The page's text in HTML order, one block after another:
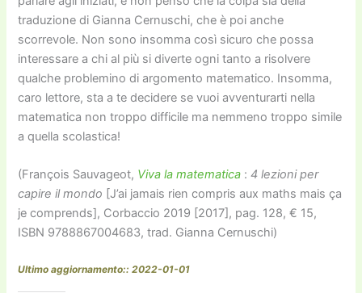
traduzione di Gianna Cernuschi, che è poi anche
scorrevole. Non sono insomma così sicuro che possa
interessare a chi al più si diverte ogni tanto a risolvere
qualche problemino di argomento matematico. Insomma,
caro lettore, sta a te decidere se vuoi avventurarti nella
matematica non troppo difficile ma nemmeno troppo simile
a quella scolastica!
(François Sauvageot, Viva la matematica :4 lezioni per
capire il mondo [J’ai jamais rien compris aux maths mais ça
je comprends], Corbaccio 2019 [2017], pag. 128, € 15,
ISBN 9788867004683, trad. Gianna Cernuschi)
Ultimo aggiornamento:: 2022-01-01